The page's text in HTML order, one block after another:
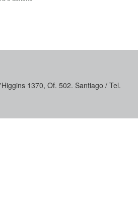
1370, Of. 502. Santiago / Tel.